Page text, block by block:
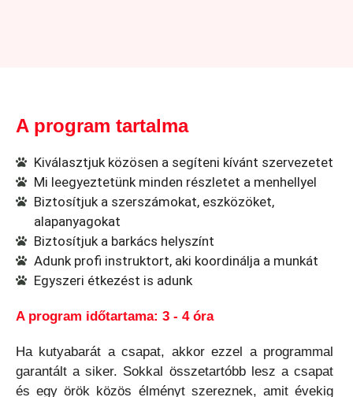
A program tartalma
Kiválasztjuk közösen a segíteni kívánt szervezetet
Mi leegyeztetünk minden részletet a menhellyel
Biztosítjuk a szerszámokat, eszközöket,
alapanyagokat
Biztosítjuk a barkács helyszínt
Adunk profi instruktort, aki koordinálja a munkát
Egyszeri étkezést is adunk
A program időtartama: 3 - 4 óra
Ha kutyabarát a csapat, akkor ezzel a programmal
garantált a siker. Sokkal összetartóbb lesz a csapat
és egy örök közös élményt szereznek, amit évekig